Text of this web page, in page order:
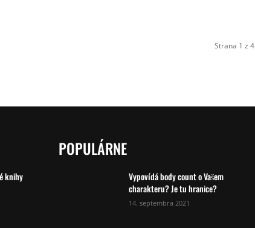
Strana 1 z 4
knihy
POPULÁRNE
Vypovídá body count o Vašem
charakteru? Je tu hranice?
14. septembra 2021